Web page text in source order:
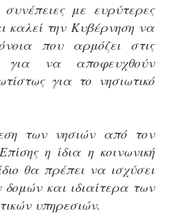
με ευρύτερες
καλεί την Κυβέρνηση να
που αρμόζει στις
για να αποφευχθούν
για το νησιωτικό
των νησιών από τον
η ίδια η κοινωνική
θα πρέπει να ισχύσει
και ιδιαίτερα των
υπηρεσιών.
2026 παρουσιάζει η
με στόχο την προστασία των
στην πόλη.
τους δημοσίους υπαλλήλους
ΣτΕ απορρίπτει οριστικά τις
για επαναφορά των
κατάσταση παρά τις